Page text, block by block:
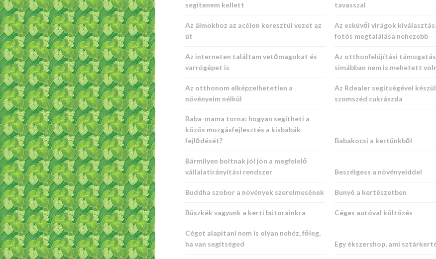
segítenem kellett
tavasszal
Az álmokhoz az acélon keresztül vezet az
út
Az esküvői virágok
fotós megtalálása nehezebb
Az interneten találtam vetőmagokat és
varrógépet is
Az otthonfelújítási támogatás
simábban nem is mehetett
Az otthonom elképzelhetetlen a
növényeim nélkül
Az Rdealer segítségével
szomszéd cukrászda
Baba-mama torna: hogyan segítheti a
közös mozgásfejlesztés a kisbabák
fejlődését?
Babakocsi a kertünkből
Bármilyen boltnak jól jön a megfelelő
vállalatirányítási rendszer
Beszélgess a növényeiddel
Buddha szobor a növények szerelmesének Bunyó a kertészetben
Büszkék vagyunk a kerti bútorainkra Céges autóval költözés
Céget alapítani nem is olyan nehéz, főleg,
ha van segítséged
Egy ékszershop, ami